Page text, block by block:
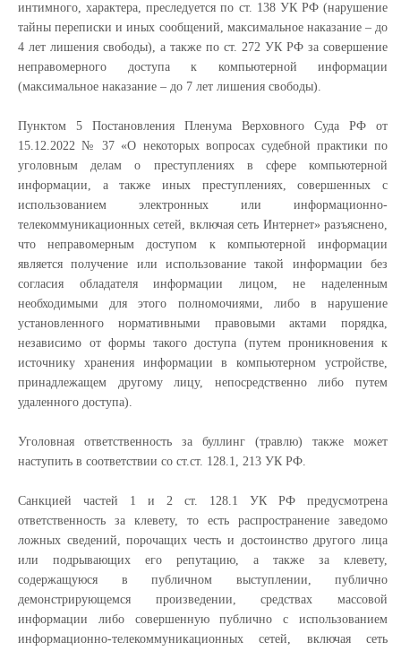
интимного, характера, преследуется по ст. 138 УК РФ (нарушение
тайны переписки и иных сообщений, максимальное наказание – до
4 лет лишения свободы), а также по ст. 272 УК РФ за совершение
неправомерного доступа к компьютерной информации
(максимальное наказание – до 7 лет лишения свободы).
Пунктом 5 Постановления Пленума Верховного Суда РФ от
15.12.2022 № 37 «О некоторых вопросах судебной практики по
уголовным делам о преступлениях в сфере компьютерной
информации, а также иных преступлениях, совершенных с
использованием электронных или информационно-
телекоммуникационных сетей, включая сеть Интернет» разъяснено,
что неправомерным доступом к компьютерной информации
является получение или использование такой информации без
согласия обладателя информации лицом, не наделенным
необходимыми для этого полномочиями, либо в нарушение
установленного нормативными правовыми актами порядка,
независимо от формы такого доступа (путем проникновения к
источнику хранения информации в компьютерном устройстве,
принадлежащем другому лицу, непосредственно либо путем
удаленного доступа).
Уголовная ответственность за буллинг (травлю) также может
наступить в соответствии со ст.ст. 128.1, 213 УК РФ.
Санкцией частей 1 и 2 ст. 128.1 УК РФ предусмотрена
ответственность за клевету, то есть распространение заведомо
ложных сведений, порочащих честь и достоинство другого лица
или подрывающих его репутацию, а также за клевету,
содержащуюся в публичном выступлении, публично
демонстрирующемся произведении, средствах массовой
информации либо совершенную публично с использованием
информационно-телекоммуникационных сетей, включая сеть